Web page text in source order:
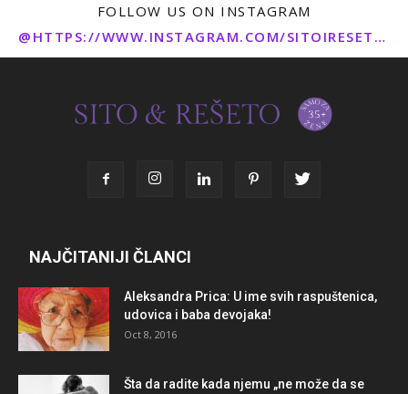
FOLLOW US ON INSTAGRAM
@HTTPS://WWW.INSTAGRAM.COM/SITOIRESETO/
NAJČITANIJI ČLANCI
Aleksandra Prica: U ime svih raspuštenica,
udovica i baba devojaka!
Oct 8, 2016
Šta da radite kada njemu „ne može da se